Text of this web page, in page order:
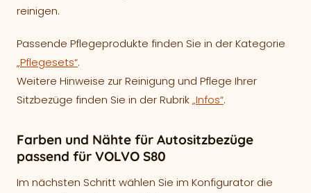
reinigen.
Passende Pflegeprodukte finden Sie in der Kategorie
„Pflegesets“.
Weitere Hinweise zur Reinigung und Pflege Ihrer
Sitzbezüge finden Sie in der Rubrik„Infos“.
Farben und Nähte für Autositzbezüge
passend für VOLVO S80
Im nächsten Schritt wählen Sie im Konfigurator die